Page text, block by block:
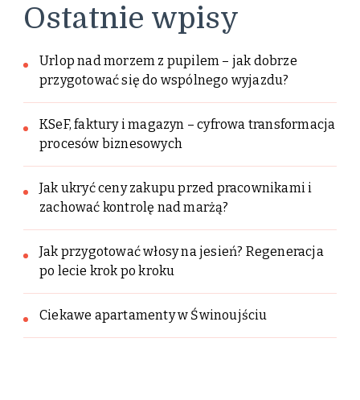
Ostatnie wpisy
Urlop nad morzem z pupilem – jak dobrze
przygotować się do wspólnego wyjazdu?
KSeF, faktury i magazyn – cyfrowa transformacja
procesów biznesowych
Jak ukryć ceny zakupu przed pracownikami i
zachować kontrolę nad marżą?
Jak przygotować włosy na jesień? Regeneracja
po lecie krok po kroku
Ciekawe apartamenty w Świnoujściu